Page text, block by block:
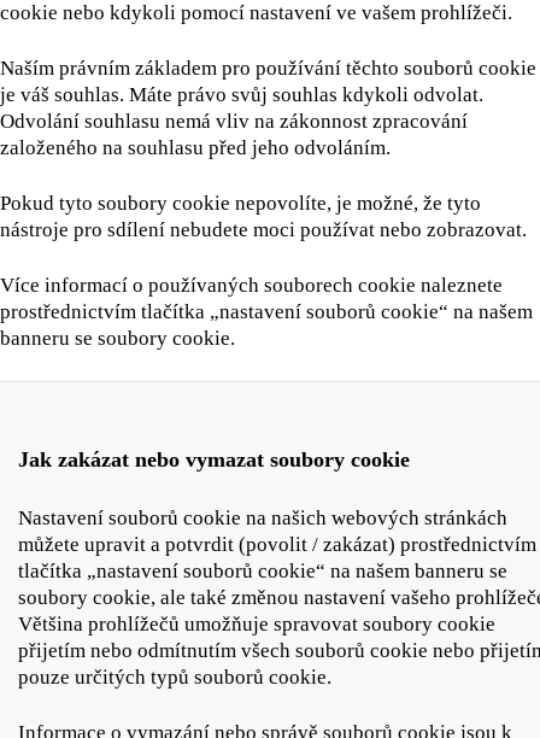
cookie nebo kdykoli pomocí nastavení ve vašem prohlížeči.
Naším právním základem pro používání těchto souborů cookie
je váš souhlas. Máte právo svůj souhlas kdykoli odvolat.
Odvolání souhlasu nemá vliv na zákonnost zpracování
založeného na souhlasu před jeho odvoláním.
Pokud tyto soubory cookie nepovolíte, je možné, že tyto
nástroje pro sdílení nebudete moci používat nebo zobrazovat.
Více informací o používaných souborech cookie naleznete
prostřednictvím tlačítka „nastavení souborů cookie“ na našem
banneru se soubory cookie.
Jak zakázat nebo vymazat soubory cookie
Nastavení souborů cookie na našich webových stránkách
můžete upravit a potvrdit (povolit / zakázat) prostřednictvím
tlačítka „nastavení souborů cookie“ na našem banneru se
soubory cookie, ale také změnou nastavení vašeho
Většina prohlížečů umožňuje spravovat soubory cookie
přijetím nebo odmítnutím všech souborů cookie nebo
pouze určitých typů souborů cookie.
Informace o vymazání nebo správě souborů cookie jsou k